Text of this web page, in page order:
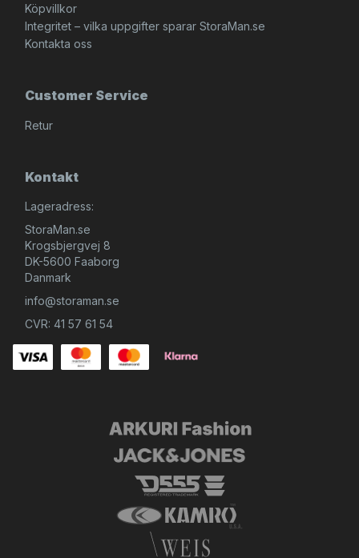
Köpvillkor
Integritet – vilka uppgifter sparar StoraMan.se
Kontakta oss
Customer Service
Retur
Kontakt
Lageradress:
StoraMan.se
Krogsbjergvej 8
DK-5600 Faaborg
Danmark
info@storaman.se
CVR: 41 57 61 54